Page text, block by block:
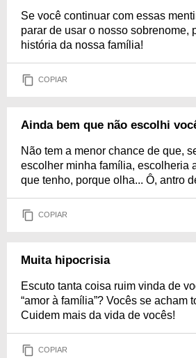
Se você continuar com essas
parar de usar o nosso sobrenome,
história da nossa família!
COPIAR
Ainda bem que não escolhi
Não tem a menor chance de que,
escolher minha família, escolheria
que tenho, porque olha... Ô, antro
COPIAR
Muita hipocrisia
Escuto tanta coisa ruim vinda de
“amor à família”? Vocês se acham
Cuidem mais da vida de vocês!
COPIAR